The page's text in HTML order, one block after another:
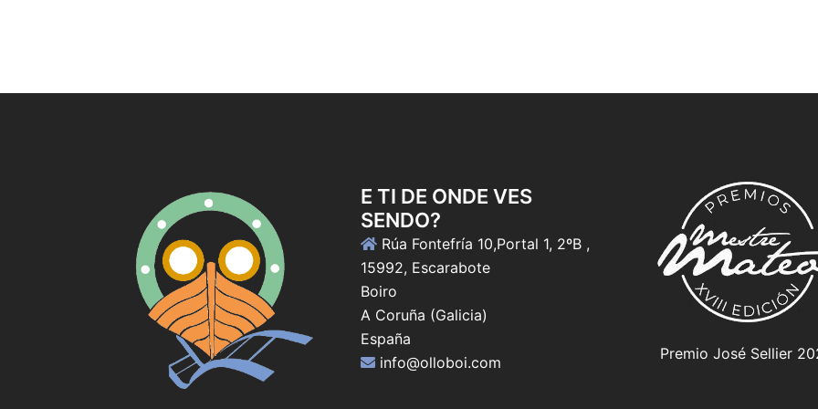
E TI DE ONDE VES
SENDO?
Rúa Fontefría 10,Portal 1, 2ºB ,
15992, Escarabote
Boiro
A Coruña (Galicia)
España
info@olloboi.com
Premio José Sellier